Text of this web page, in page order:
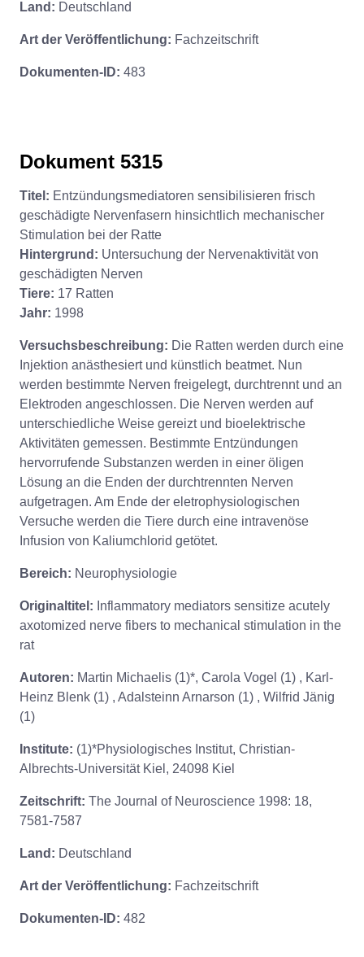
Land: Deutschland
Art der Veröffentlichung: Fachzeitschrift
Dokumenten-ID: 483
Dokument 5315
Titel: Entzündungsmediatoren sensibilisieren frisch
geschädigte Nervenfasern hinsichtlich mechanischer
Stimulation bei der Ratte
Hintergrund: Untersuchung der Nervenaktivität von
geschädigten Nerven
Tiere: 17 Ratten
Jahr: 1998
Versuchsbeschreibung: Die Ratten werden durch eine
Injektion anästhesiert und künstlich beatmet. Nun
werden bestimmte Nerven freigelegt, durchtrennt und an
Elektroden angeschlossen. Die Nerven werden auf
unterschiedliche Weise gereizt und bioelektrische
Aktivitäten gemessen. Bestimmte Entzündungen
hervorrufende Substanzen werden in einer öligen
Lösung an die Enden der durchtrennten Nerven
aufgetragen. Am Ende der eletrophysiologischen
Versuche werden die Tiere durch eine intravenöse
Infusion von Kaliumchlorid getötet.
Bereich: Neurophysiologie
Originaltitel: Inflammatory mediators sensitize acutely
axotomized nerve fibers to mechanical stimulation in the
rat
Autoren: Martin Michaelis (1)*, Carola Vogel (1) , Karl-
Heinz Blenk (1) , Adalsteinn Arnarson (1) , Wilfrid Jänig
(1)
Institute: (1)*Physiologisches Institut, Christian-
Albrechts-Universität Kiel, 24098 Kiel
Zeitschrift: The Journal of Neuroscience 1998: 18,
7581-7587
Land: Deutschland
Art der Veröffentlichung: Fachzeitschrift
Dokumenten-ID: 482